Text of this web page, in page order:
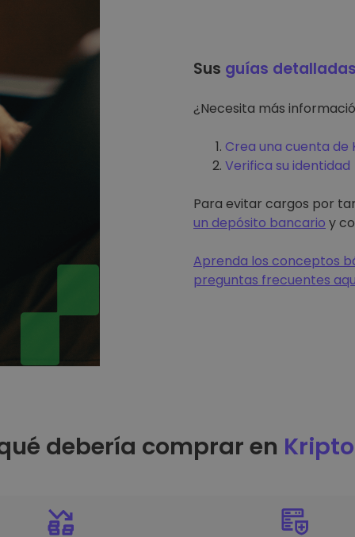
Sus guías detalladas
¿Necesita más
Crea una cuenta
Verifica su identidad
Para evitar cargos por
un depósito bancario y
Aprenda los conceptos
preguntas frecuentes
debería comprar en